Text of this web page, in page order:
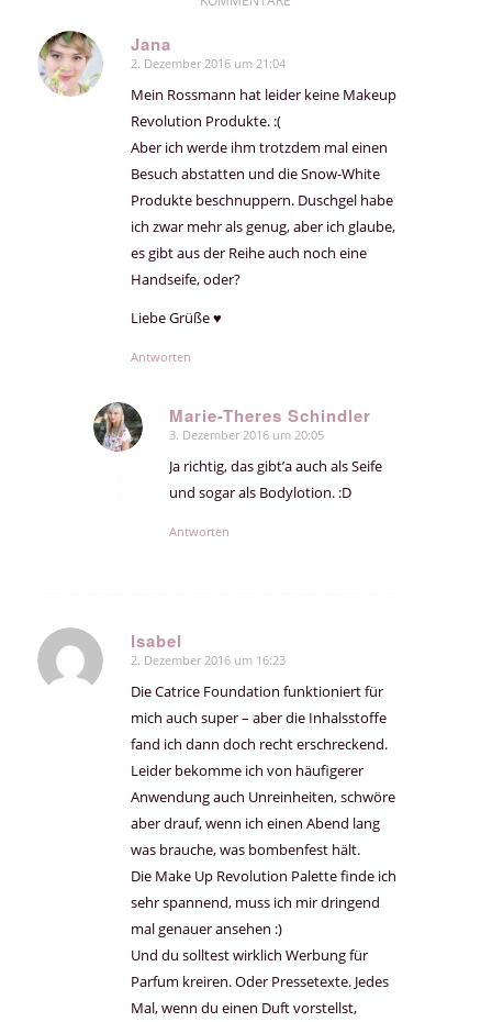
Jana
sagte:
2. Dezember 2016 um 21:04
Mein Rossmann hat leider keine Makeup
Revolution Produkte. :(
Aber ich werde ihm trotzdem mal einen
Besuch abstatten und die Snow-White
Produkte beschnuppern. Duschgel habe
ich zwar mehr als genug, aber ich glaube,
es gibt aus der Reihe auch noch eine
Handseife, oder?
Liebe Grüße ♥
Antworten
Marie-Theres Schindler
sagte:
3. Dezember 2016 um 20:05
Ja richtig, das gibt’a auch als Seife
und sogar als Bodylotion. :D
Antworten
Isabel
sagte:
2. Dezember 2016 um 16:23
Die Catrice Foundation funktioniert für
mich auch super – aber die Inhalsstoffe
fand ich dann doch recht erschreckend.
Leider bekomme ich von häufigerer
Anwendung auch Unreinheiten, schwöre
aber drauf, wenn ich einen Abend lang
was brauche, was bombenfest hält.
Die Make Up Revolution Palette finde ich
sehr spannend, muss ich mir dringend
mal genauer ansehen :)
Und du solltest wirklich Werbung für
Parfum kreiren. Oder Pressetexte. Jedes
Mal, wenn du einen Duft vorstellst,